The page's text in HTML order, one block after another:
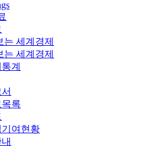
는 세계경제
는 세계경제
계
록
여현황